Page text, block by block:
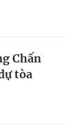
Chấn
tòa